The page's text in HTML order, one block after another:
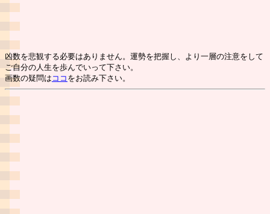
凶数を悲観する必要はありません。運勢を把握し、より一層の注意をして
ご自分の人生を歩んでいって下さい。
画数の疑問は ココ をお読み下さい。